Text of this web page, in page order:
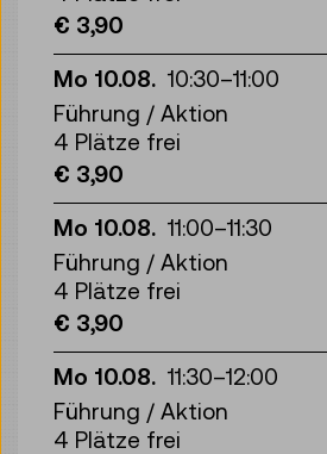
€ 3,90
Mo 10.08. 10:30–11:00
Führung / Aktion
4 Plätze frei
€ 3,90
Mo 10.08. 11:00–11:30
Führung / Aktion
4 Plätze frei
€ 3,90
Mo 10.08. 11:30–12:00
Führung / Aktion
4 Plätze frei